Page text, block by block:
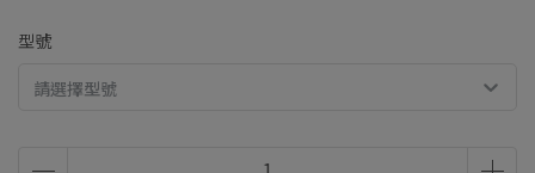
型號
請選擇型號